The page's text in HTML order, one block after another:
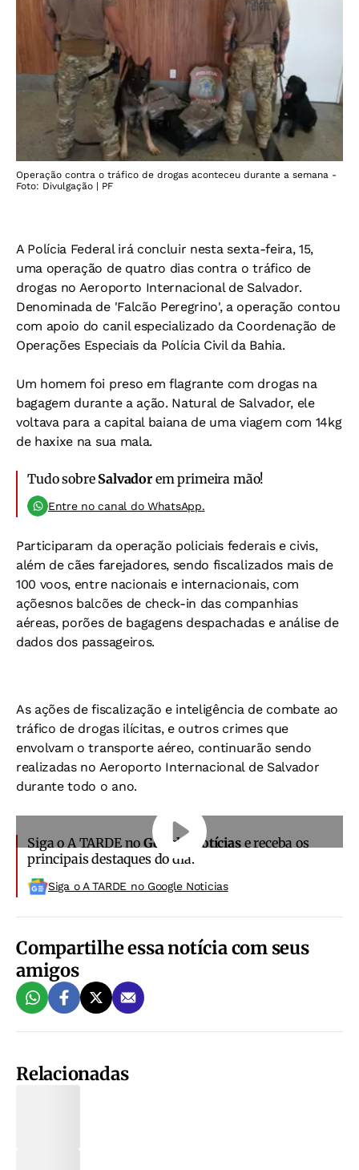
Operação contra o tráfico de drogas aconteceu durante a semana -
Foto: Divulgação | PF
A Polícia Federal irá concluir nesta sexta-feira, 15,
uma operação de quatro dias contra o tráfico de
drogas no Aeroporto Internacional de Salvador.
Denominada de 'Falcão Peregrino', a operação contou
com apoio do canil especializado da Coordenação de
Operações Especiais da Polícia Civil da Bahia.
Um homem foi preso em flagrante com drogas na
bagagem durante a ação. Natural de Salvador, ele
voltava para a capital baiana de uma viagem com 14kg
de haxixe na sua mala.
Tudo sobre Salvadorem primeira mão!
Entre no canal do WhatsApp.
Participaram da operação policiais federais e civis,
além de cães farejadores, sendo fiscalizados mais de
100 voos, entre nacionais e internacionais, com
açõesnos balcões de check-in das companhias
aéreas, porões de bagagens despachadas e análise de
dados dos passageiros.
As ações de fiscalização e inteligência de combate ao
tráfico de drogas ilícitas, e outros crimes que
envolvam o transporte aéreo, continuarão sendo
realizadas no Aeroporto Internacional de Salvador
durante todo o ano.
Siga o A TARDE noGoogle Notíciase receba os
principais destaques do dia.
Siga o A TARDE no Google Noticias
Compartilhe essa notícia com seus
amigos
Relacionadas